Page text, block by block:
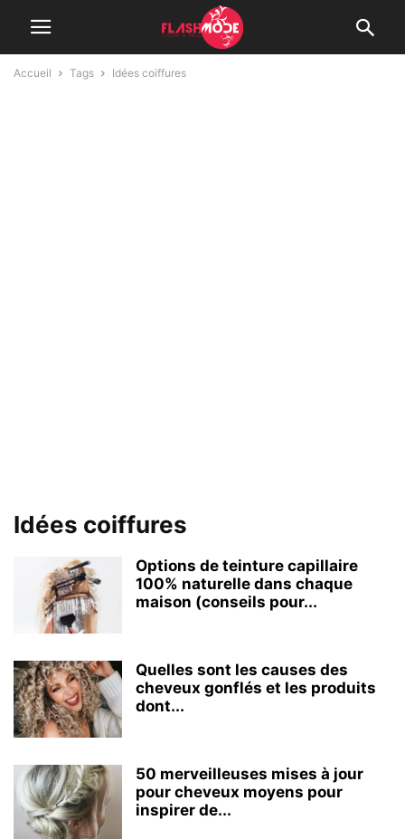
Accueil Tags Idées coiffures
Idées coiffures
Options de teinture capillaire
100% naturelle dans chaque
maison (conseils pour...
Quelles sont les causes des
cheveux gonflés et les produits
dont...
50 merveilleuses mises à jour
pour cheveux moyens pour
inspirer de...